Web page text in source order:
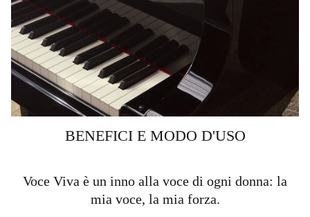
BENEFICI E MODO D'USO
Voce Viva è un inno alla voce di ogni donna: la
mia voce, la mia forza.